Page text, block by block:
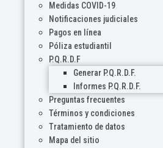
Medidas COVID-19
Notificaciones judiciales
Pagos en línea
Póliza estudiantil
P.Q.R.D.F
Generar P.Q.R.D.F.
Informes P.Q.R.D.F.
Preguntas frecuentes
Términos y condiciones
Tratamiento de datos
Mapa del sitio